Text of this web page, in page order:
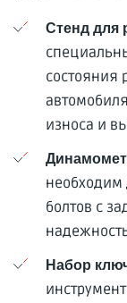
Стенд для
состояния
износа и
необходим
болтов с
Набор